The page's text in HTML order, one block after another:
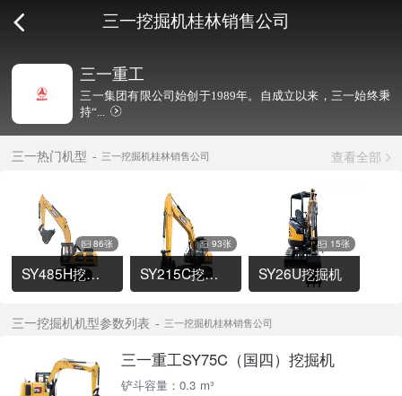
三一挖掘机桂林销售公司
三一重工
三一集团有限公司始创于1989年。自成立以来，三一始终秉
持“...
三一热门机型 三一挖掘机桂林销售公司 查看全部
86张
SY485H挖掘机
93张
SY215C挖掘机
15张
SY26U挖掘机
三一挖掘机机型参数列表 三一挖掘机桂林销售公司
三一重工SY75C（国四）挖掘机
铲斗容量：0.3 m³